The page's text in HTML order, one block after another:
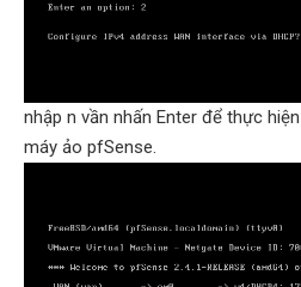
nhập n vần nhấn Enter để thực
máy ảo pfSense.